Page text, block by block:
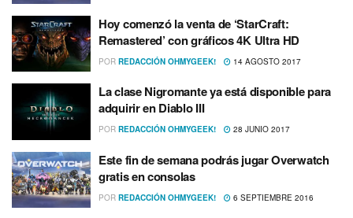
Hoy comenzó la venta de ‘StarCraft:
Remastered’ con gráficos 4K Ultra HD
POR REDACCIÓN OHMYGEEK! 14 AGOSTO 2017
La clase Nigromante ya está disponible para
adquirir en Diablo III
POR REDACCIÓN OHMYGEEK! 28 JUNIO 2017
Este fin de semana podrás jugar Overwatch
gratis en consolas
POR REDACCIÓN OHMYGEEK! 6 SEPTIEMBRE 2016